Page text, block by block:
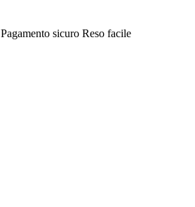
Pagamento sicuro Reso facile